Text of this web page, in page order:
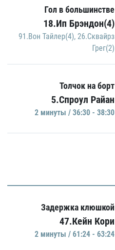
Гол в большинстве
18.Ип Брэндон(4)
91.Вон Тайлер(4), 26.Сквайрз
Грег(2)
Толчок на борт
5.Спроул Райан
2 минуты / 36:30 - 38:30
Задержка клюшкой
47.Кейн Кори
2 минуты / 61:24 - 63:24